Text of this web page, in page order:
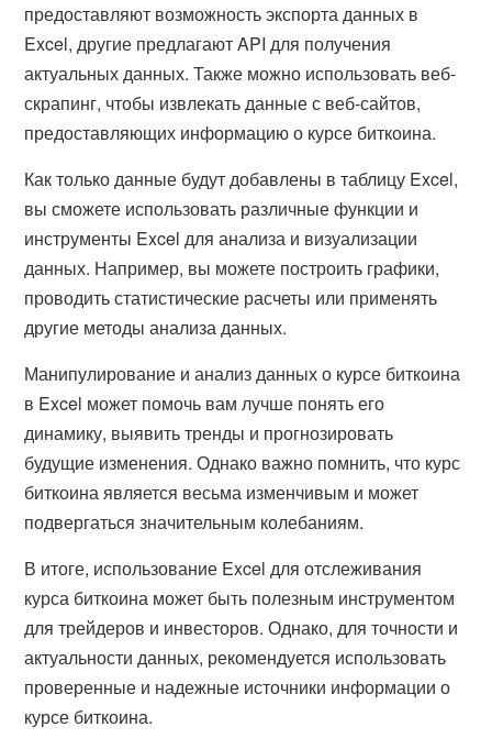
предоставляют возможность экспорта данных в
Excel, другие предлагают API для получения
актуальных данных. Также можно использовать веб-
скрапинг, чтобы извлекать данные с веб-сайтов,
предоставляющих информацию о курсе биткоина.
Как только данные будут добавлены в таблицу Excel,
вы сможете использовать различные функции и
инструменты Excel для анализа и визуализации
данных. Например, вы можете построить графики,
проводить статистические расчеты или применять
другие методы анализа данных.
Манипулирование и анализ данных о курсе биткоина
в Excel может помочь вам лучше понять его
динамику, выявить тренды и прогнозировать
будущие изменения. Однако важно помнить, что курс
биткоина является весьма изменчивым и может
подвергаться значительным колебаниям.
В итоге, использование Excel для отслеживания
курса биткоина может быть полезным инструментом
для трейдеров и инвесторов. Однако, для точности и
актуальности данных, рекомендуется использовать
проверенные и надежные источники информации о
курсе биткоина.